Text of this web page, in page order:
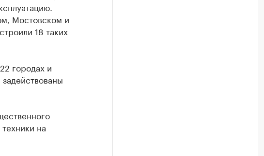
Мостовском и
18 таких
городах и
на